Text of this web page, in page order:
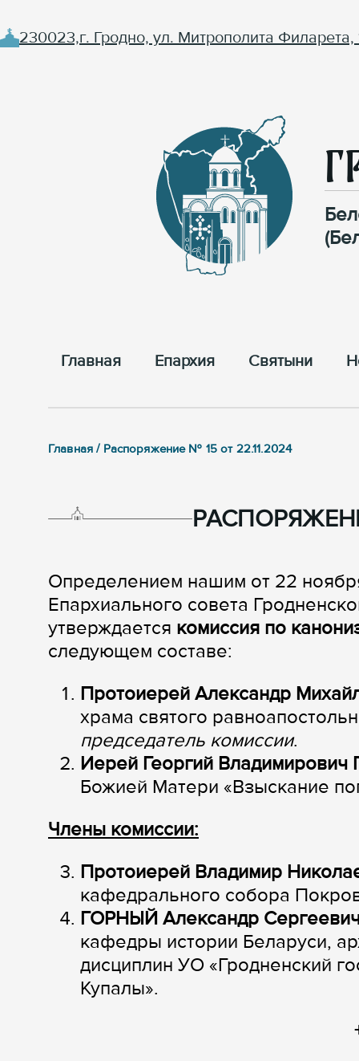
230023,г. Гродно, ул. Митрополита Филарета,
Главная Епархия Cвятыни
Главная / Распоряжение № 15 от 22.11.2024
Определением нашим от 22
Епархиального совета
утверждается комиссия по
следующем составе:
Протоиерей Александр
храма святого
председатель комиссии.
Иерей Георгий
Божией Матери «Взыскание
Члены комиссии:
Протоиерей Владимир
кафедрального собора
ГОРНЫЙ Александр
кафедры истории Беларуси,
дисциплин УО «Гродненский
Купалы».